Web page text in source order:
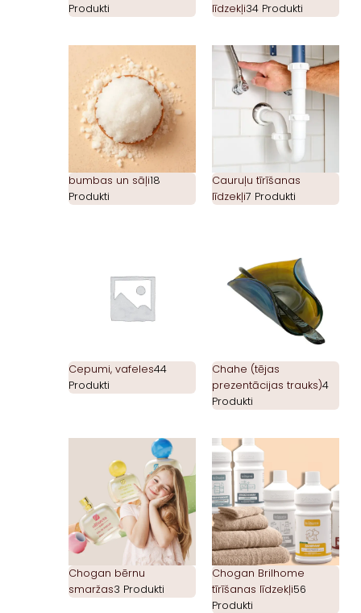
Produkti
līdzekļi34 Produkti
bumbas un sāļi18
Produkti
Cauruļu tīrīšanas
līdzekļi7 Produkti
Cepumi, vafeles44
Produkti
Chahe (tējas
prezentācijas trauks)4
Produkti
Chogan bērnu
smaržas3 Produkti
Chogan Brilhome
tīrīšanas līdzekļi56
Produkti